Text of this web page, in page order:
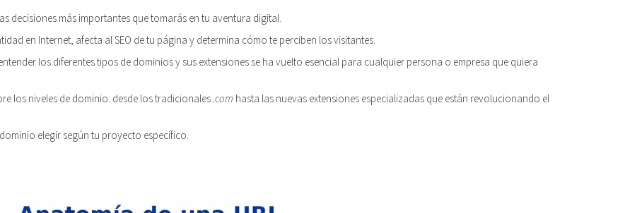
decisiones más importantes que tomarás en tu aventura digital.
en Internet, afecta al SEO de tu página y determina cómo te perciben los visitantes.
los diferentes tipos de dominios y sus extensiones se ha vuelto esencial para cualquier persona o empresa que quiera
los niveles de dominio: desde los tradicionales.com hasta las nuevas extensiones especializadas que están revolucionando el
elegir según tu proyecto específico.